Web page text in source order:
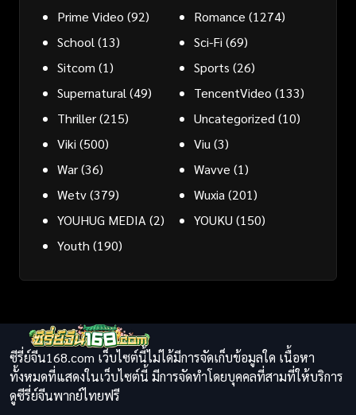
Prime Video (92) Romance (1274)
School (13) Sci-Fi (69)
Sitcom (1) Sports (26)
Supernatural (49) TencentVideo (133)
Thriller(215) Uncategorized (10)
Viki (500) Viu (3)
War(36) Wavve (1)
Wetv(379) Wuxia (201)
YOUHUG MEDIA (2) YOUKU (150)
Youth (190)
ซีรี่ย์จีน168.com เว็บไซต์นี้ไม่ได้มีการจัดเก็บข้อมูลใด เนื้อหา
ทั้งหมดที่แสดงในเว็บไซต์นี้ มีการจัดทำโดยบุคคลที่สามที่ให้บริการ
ดูซีรี่ย์จีนพากย์ไทยฟรี